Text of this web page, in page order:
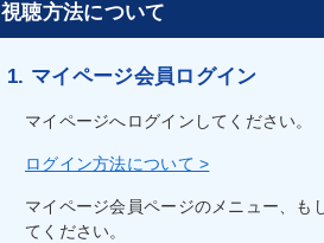
視聴方法について
1. マイページ会員ログイン
マイページへログインしてください。
ログイン方法について >
マイページ会員ページのメニュー、も
てください。